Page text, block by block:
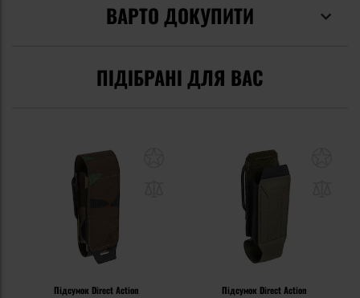
ВАРТО ДОКУПИТИ
ПІДІБРАНІ ДЛЯ ВАС
Підсумок Direct Action
Підсумок Direct Action